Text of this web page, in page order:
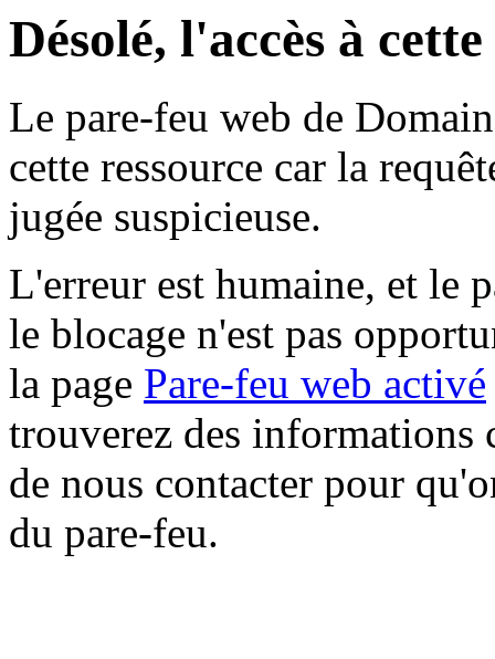
Désolé, l'accès à
Le pare-feu web de
cette ressource car la
jugée suspicieuse.
L'erreur est humaine, et le
le blocage n'est pas
la page Pare-feu web activé
trouverez des informations
de nous contacter pour
du pare-feu.